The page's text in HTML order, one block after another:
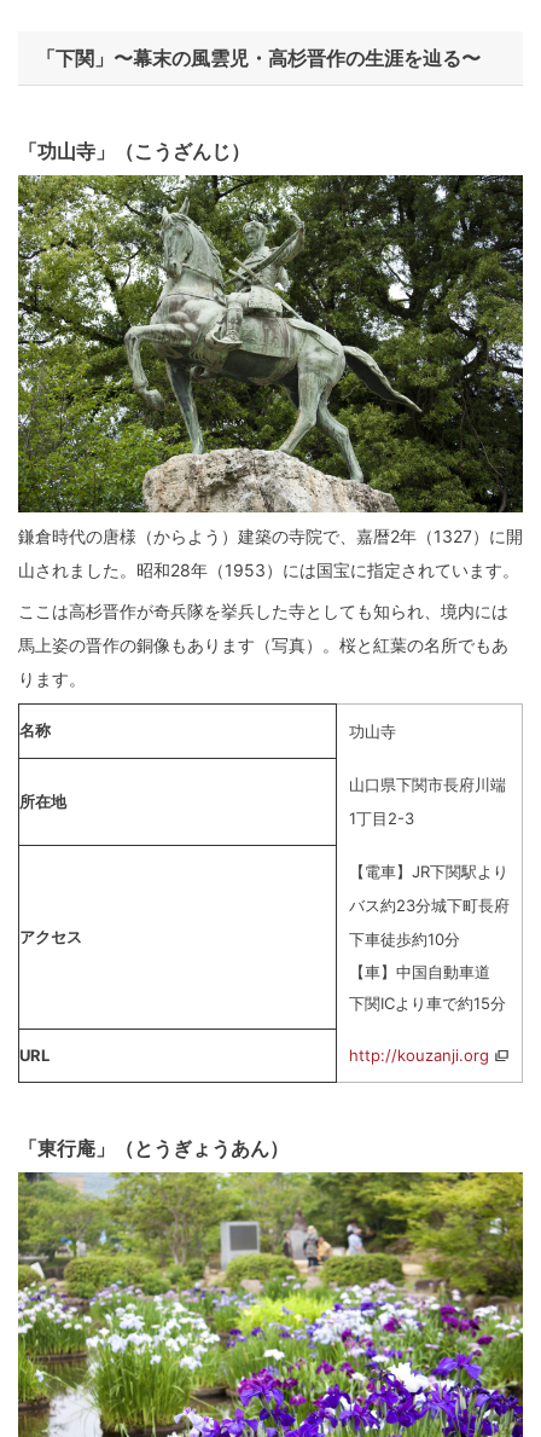
「下関」〜幕末の風雲児・高杉晋作の生涯を辿る〜
「功山寺」（こうざんじ）
鎌倉時代の唐様（からよう）建築の寺院で、嘉暦2年（1327）に開
山されました。昭和28年（1953）には国宝に指定されています。
ここは高杉晋作が奇兵隊を挙兵した寺としても知られ、境内には
馬上姿の晋作の銅像もあります（写真）。桜と紅葉の名所でもあ
ります。
名称 功山寺
所在地
山口県下関市長府川端
1丁目2-3
アクセス
【電車】JR下関駅より
バス約23分城下町長府
下車徒歩約10分
【車】中国自動車道
下関ICより車で約15分
URL http://kouzanji.org
「東行庵」（とうぎょうあん）